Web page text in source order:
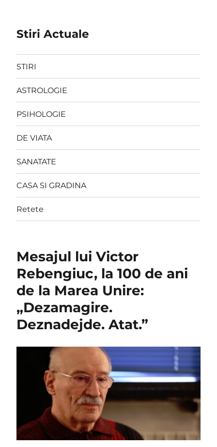
Stiri Actuale
STIRI
ASTROLOGIE
PSIHOLOGIE
DE VIATA
SANATATE
CASA SI GRADINA
Retete
Mesajul lui Victor
Rebengiuc, la 100 de ani
de la Marea Unire:
„Dezamagire.
Deznadejde. Atat.”